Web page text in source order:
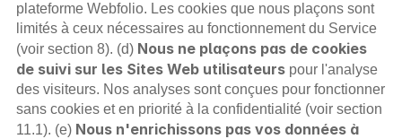
plateforme Webfolio. Les cookies que nous plaçons sont
limités à ceux nécessaires au fonctionnement du Service
(voir section 8). (d) Nous ne plaçons pas de cookies
de suivi sur les Sites Web utilisateurs pour l'analyse
des visiteurs. Nos analyses sont conçues pour fonctionner
sans cookies et en priorité à la confidentialité (voir section
11.1). (e) Nous n'enrichissons pas vos données à